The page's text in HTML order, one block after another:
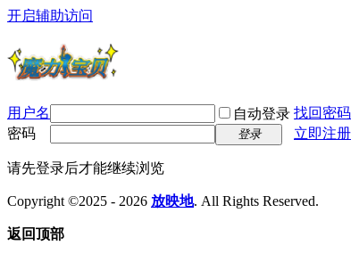
开启辅助访问
用户名 自动登录 找回密码
密码
登录 立即注册
请先登录后才能继续浏览
Copyright ©2025 - 2026 放映地. All Rights Reserved.
返回顶部